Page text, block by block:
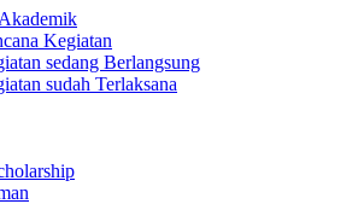
Kegiatan
sedang Berlangsung
sudah Terlaksana